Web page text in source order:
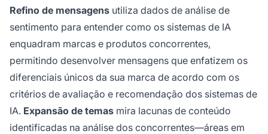
Refino de mensagens utiliza dados de análise de
sentimento para entender como os sistemas de IA
enquadram marcas e produtos concorrentes,
permitindo desenvolver mensagens que enfatizem os
diferenciais únicos da sua marca de acordo com os
critérios de avaliação e recomendação dos sistemas de
IA. Expansão de temas mira lacunas de conteúdo
identificadas na análise dos concorrentes—áreas em